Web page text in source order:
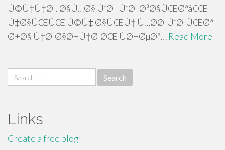
Ú©Ù†Ù†Ø¯. Ø§Ù…Ø§ ÙˆØ¬ÙˆØ¯ Ø³Ø§ÛŒØªâ€Œ
Ù‡Ø§ÛŒÛŒ Ú©Ù‡ Ø§ÛŒÙ† Ù…Ø­Ø¯ÙˆØ¯ÛŒØª
Ø±Ø§ Ù†Ø¯Ø§Ø±Ù†Ø¯ØŒ ÙØ±ØµØª… Read More
Search
for:
Links
Create a free blog